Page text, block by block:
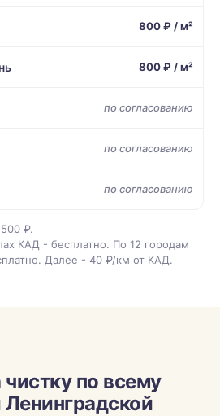
800 ₽ / м²
800 ₽ / м²
по согласованию
по согласованию
по согласованию
₽.
КАД - бесплатно. По 12 городам
Далее - 40 ₽/км от КАД.
по всему
Ленинградской